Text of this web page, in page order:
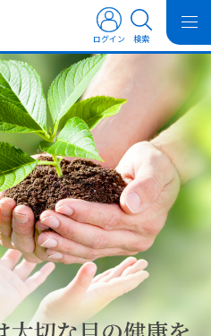
ログイン 検索